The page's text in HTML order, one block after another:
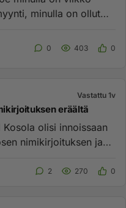
minulla on ollut
0 403 0
Vastattu 1v
eräältä
olisi innoissaan
nimikirjoituksen ja
2 270 0